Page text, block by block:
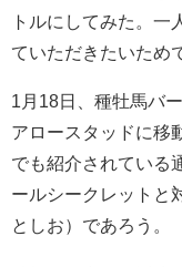
トルにしてみた。一
ていただきたいため
1月18日、種牡馬バ
アロースタッドに移
でも紹介されている
ールシークレットと
としお）であろう。